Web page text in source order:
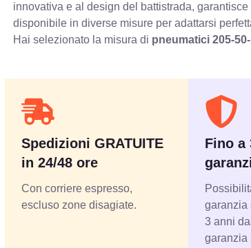
innovativa e al design del battistrada,
disponibile in diverse misure per adattarsi
Hai selezionato la misura di pneumatici205-
Spedizioni GRATUITE
in 24/48 ore
Con corriere espresso,
escluso zone disagiate.
Fino a
garanzia
3 anni
garanzia